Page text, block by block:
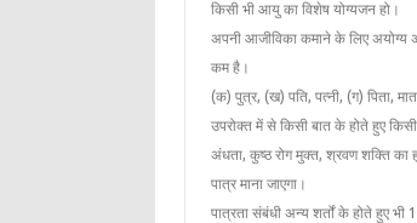
किसी भी आयु का विशेष योग्‍यजन हो।
अपनी आजीविका कमाने के लिए अयोग्‍य
कम है।
(क) पुत्र, (ख) पति, पत्‍नी, (ग) पिता,
उपरोक्‍त में से किसी बात के होते हुए
अंधता, कुष्‍ठ रोग मुक्त, श्रवण शक्ति का
पात्र माना जाएगा।
पात्रता संबंधी अन्‍य शर्तों के होते हुए